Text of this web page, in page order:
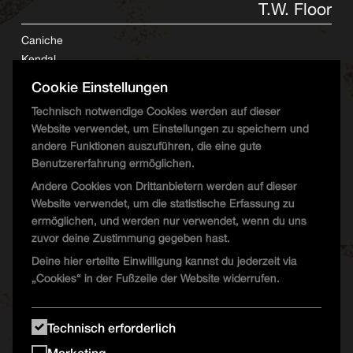
T.W. Floor
Caniche
Kendal
UFO Floor
djehrenlos
Måtyrer b2b Dornen
Cookie Einstellungen
Technisch notwendige Cookies werden auf dieser
Website verwendet, um Einstellungen zu speichern und
andere Funktionen auszuführen, die eine gute
Benutzererfahrung ermöglichen.
Andere Cookies von Drittanbietern werden auf dieser
Website verwendet, um die statistische Erfassung zu
ermöglichen, und werden nur verwendet, wenn du uns
zuvor deine Zustimmung gegeben hast.
Deine hier erteilte Einwilligung kannst du jederzeit via
„Cookies“ in der Fußzeile der Website widerrufen.
Technisch erforderlich